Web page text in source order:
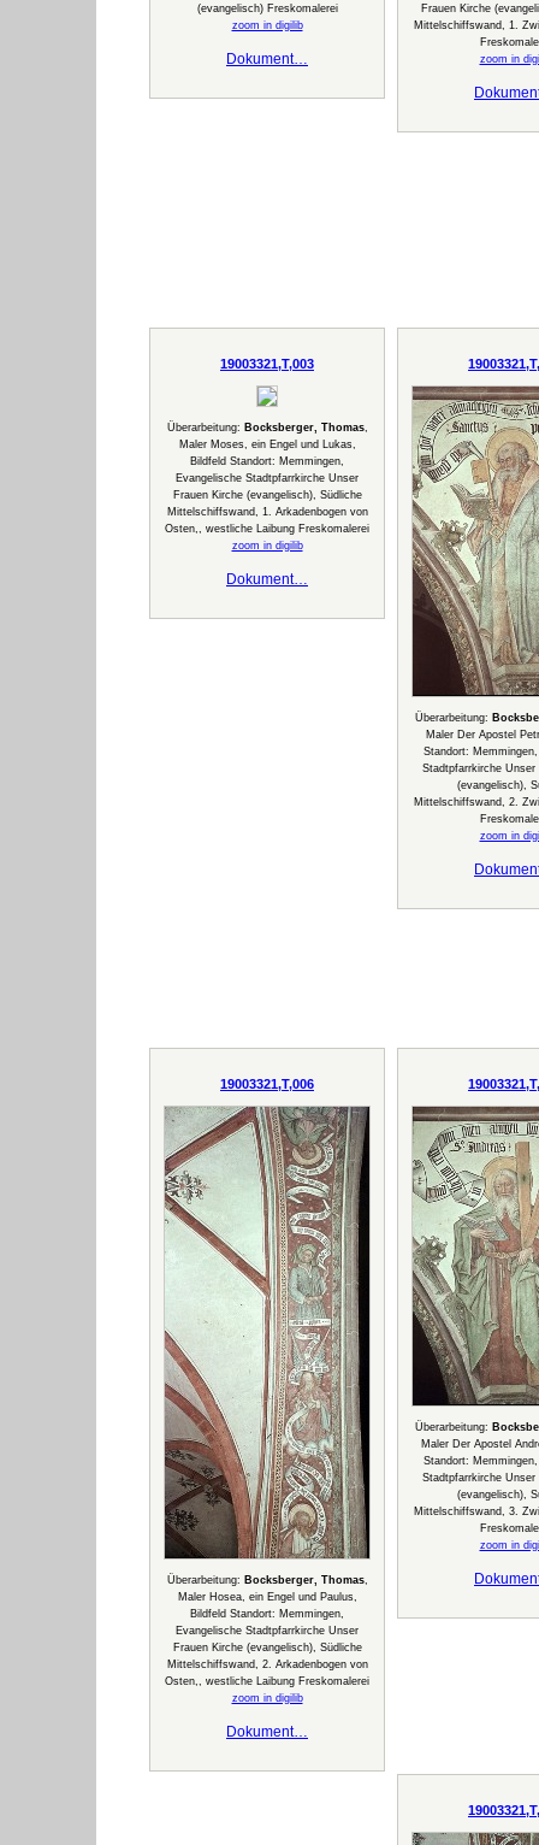
(evangelisch) Freskomalerei
zoom in digilib
Dokument…
Frauen Kirche
Mittelschiffswand, 1.
zoom in
19003321,T,003
Überarbeitung: Bocksberger, Thomas,
Maler Moses, ein Engel und Lukas,
Bildfeld Standort: Memmingen,
Evangelische Stadtpfarrkirche Unser
Frauen Kirche (evangelisch), Südliche
Mittelschiffswand, 1. Arkadenbogen von
Osten,, westliche Laibung Freskomalerei
zoom in digilib
Dokument…
Überarbeitung:
Maler Der Apostel
Standort:
Stadtpfarrkirche Unser
(evangelisch),
Mittelschiffswand, 2.
zoom in
19003321,T,006
Überarbeitung: Bocksberger, Thomas,
Maler Hosea, ein Engel und Paulus,
Bildfeld Standort: Memmingen,
Evangelische Stadtpfarrkirche Unser
Frauen Kirche (evangelisch), Südliche
Mittelschiffswand, 2. Arkadenbogen von
Osten,, westliche Laibung Freskomalerei
zoom in digilib
Dokument…
Überarbeitung:
Maler Der Apostel
Standort:
Stadtpfarrkirche Unser
(evangelisch),
Mittelschiffswand, 3.
zoom in